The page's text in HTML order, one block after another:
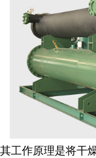
其工作原理是将干